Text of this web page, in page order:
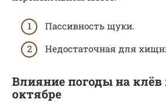
Пассивность щуки.
Недостаточная для
Влияние погоды на
октябре